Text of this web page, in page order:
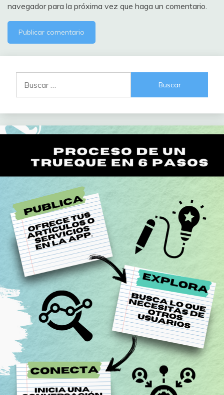
navegador para la próxima vez que haga un comentario.